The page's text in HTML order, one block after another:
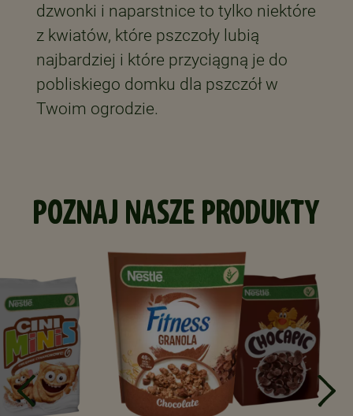
dzwonki i naparstnice to tylko niektóre
z kwiatów, które pszczoły lubią
najbardziej i które przyciągną je do
pobliskiego domku dla pszczół w
Twoim ogrodzie.
POZNAJ NASZE PRODUKTY